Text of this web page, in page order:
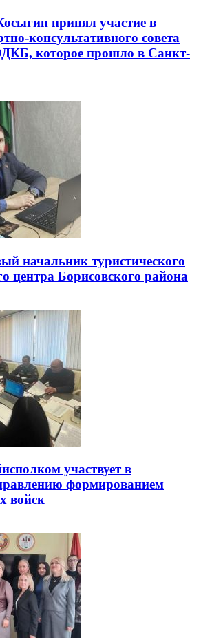
принял участие в
консультативного совета
которое прошло в Санкт-
начальник туристического
центра Борисовского района
участвует в
формированием
войск